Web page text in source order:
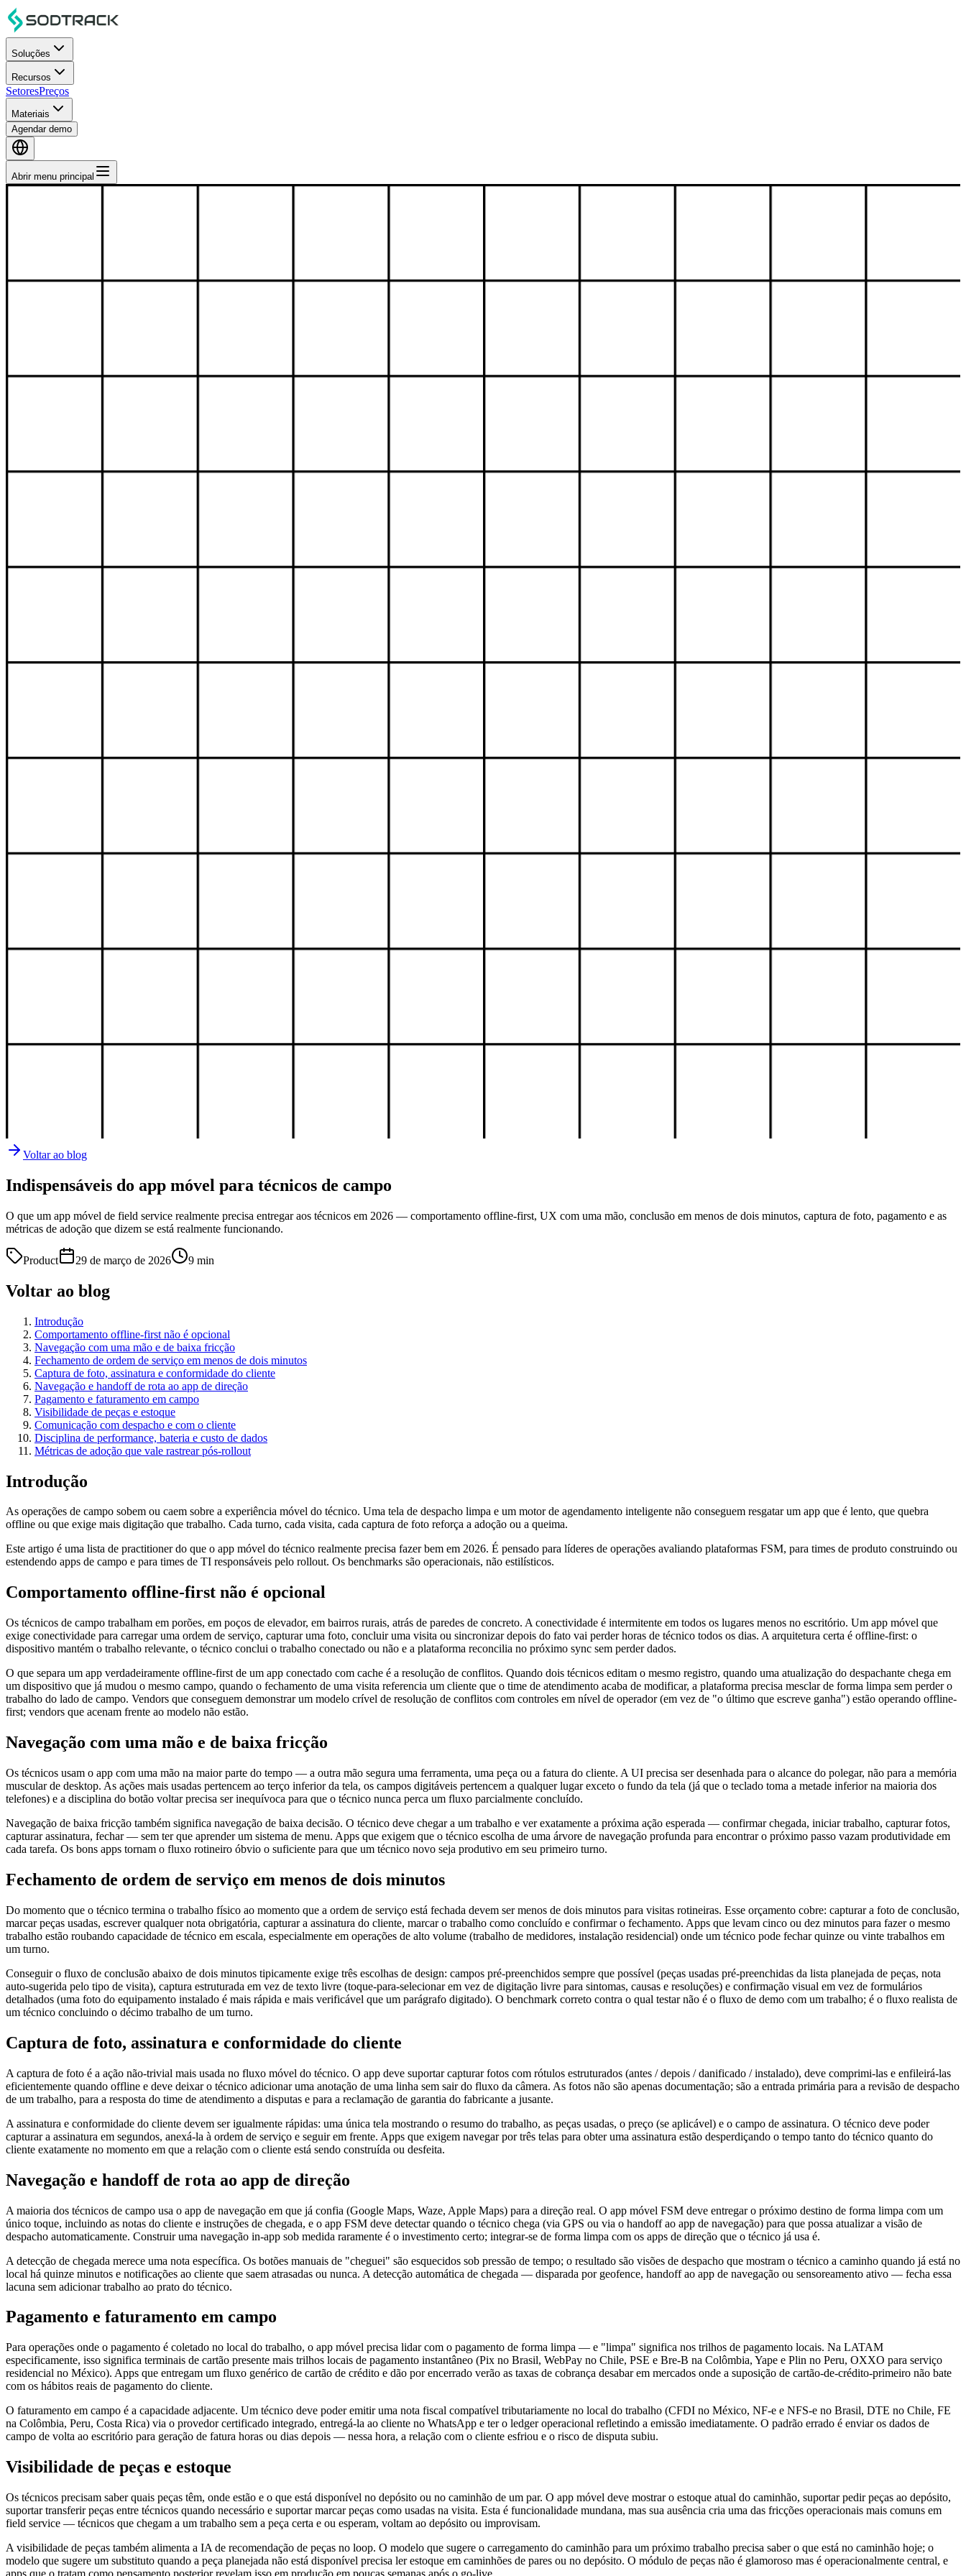
Soluções
Recursos
SetoresPreços
Materiais
Agendar demo
Abrir menu principal
Voltar ao blog
Indispensáveis do app móvel para técnicos de campo
O que um app móvel de field service realmente precisa entregar aos técnicos em 2026 — comportamento offline-first, UX com uma mão, conclusão em menos de dois minutos, captura de foto, pagamento e as
métricas de adoção que dizem se está realmente funcionando.
Product 29 de março de 2026 9 min
Voltar ao blog
Introdução
Comportamento offline-first não é opcional
Navegação com uma mão e de baixa fricção
Fechamento de ordem de serviço em menos de dois minutos
Captura de foto, assinatura e conformidade do cliente
Navegação e handoff de rota ao app de direção
Pagamento e faturamento em campo
Visibilidade de peças e estoque
Comunicação com despacho e com o cliente
Disciplina de performance, bateria e custo de dados
Métricas de adoção que vale rastrear pós-rollout
Introdução
As operações de campo sobem ou caem sobre a experiência móvel do técnico. Uma tela de despacho limpa e um motor de agendamento inteligente não conseguem resgatar um app que é lento, que quebra
offline ou que exige mais digitação que trabalho. Cada turno, cada visita, cada captura de foto reforça a adoção ou a queima.
Este artigo é uma lista de practitioner do que o app móvel do técnico realmente precisa fazer bem em 2026. É pensado para líderes de operações avaliando plataformas FSM, para times de produto construindo ou
estendendo apps de campo e para times de TI responsáveis pelo rollout. Os benchmarks são operacionais, não estilísticos.
Comportamento offline-first não é opcional
Os técnicos de campo trabalham em porões, em poços de elevador, em bairros rurais, atrás de paredes de concreto. A conectividade é intermitente em todos os lugares menos no escritório. Um app móvel que
exige conectividade para carregar uma ordem de serviço, capturar uma foto, concluir uma visita ou sincronizar depois do fato vai perder horas de técnico todos os dias. A arquitetura certa é offline-first: o
dispositivo mantém o trabalho relevante, o técnico conclui o trabalho conectado ou não e a plataforma reconcilia no próximo sync sem perder dados.
O que separa um app verdadeiramente offline-first de um app conectado com cache é a resolução de conflitos. Quando dois técnicos editam o mesmo registro, quando uma atualização do despachante chega em
um dispositivo que já mudou o mesmo campo, quando o fechamento de uma visita referencia um cliente que o time de atendimento acaba de modificar, a plataforma precisa mesclar de forma limpa sem perder o
trabalho do lado de campo. Vendors que conseguem demonstrar um modelo crível de resolução de conflitos com controles em nível de operador (em vez de "o último que escreve ganha") estão operando offline-
first; vendors que acenam frente ao modelo não estão.
Navegação com uma mão e de baixa fricção
Os técnicos usam o app com uma mão na maior parte do tempo — a outra mão segura uma ferramenta, uma peça ou a fatura do cliente. A UI precisa ser desenhada para o alcance do polegar, não para a memória
muscular de desktop. As ações mais usadas pertencem ao terço inferior da tela, os campos digitáveis pertencem a qualquer lugar exceto o fundo da tela (já que o teclado toma a metade inferior na maioria dos
telefones) e a disciplina do botão voltar precisa ser inequívoca para que o técnico nunca perca um fluxo parcialmente concluído.
Navegação de baixa fricção também significa navegação de baixa decisão. O técnico deve chegar a um trabalho e ver exatamente a próxima ação esperada — confirmar chegada, iniciar trabalho, capturar fotos,
capturar assinatura, fechar — sem ter que aprender um sistema de menu. Apps que exigem que o técnico escolha de uma árvore de navegação profunda para encontrar o próximo passo vazam produtividade em
cada tarefa. Os bons apps tornam o fluxo rotineiro óbvio o suficiente para que um técnico novo seja produtivo em seu primeiro turno.
Fechamento de ordem de serviço em menos de dois minutos
Do momento que o técnico termina o trabalho físico ao momento que a ordem de serviço está fechada devem ser menos de dois minutos para visitas rotineiras. Esse orçamento cobre: capturar a foto de conclusão,
marcar peças usadas, escrever qualquer nota obrigatória, capturar a assinatura do cliente, marcar o trabalho como concluído e confirmar o fechamento. Apps que levam cinco ou dez minutos para fazer o mesmo
trabalho estão roubando capacidade de técnico em escala, especialmente em operações de alto volume (trabalho de medidores, instalação residencial) onde um técnico pode fechar quinze ou vinte trabalhos em
um turno.
Conseguir o fluxo de conclusão abaixo de dois minutos tipicamente exige três escolhas de design: campos pré-preenchidos sempre que possível (peças usadas pré-preenchidas da lista planejada de peças, nota
auto-sugerida pelo tipo de visita), captura estruturada em vez de texto livre (toque-para-selecionar em vez de digitação livre para sintomas, causas e resoluções) e confirmação visual em vez de formulários
detalhados (uma foto do equipamento instalado é mais rápida e mais verificável que um parágrafo digitado). O benchmark correto contra o qual testar não é o fluxo de demo com um trabalho; é o fluxo realista de
um técnico concluindo o décimo trabalho de um turno.
Captura de foto, assinatura e conformidade do cliente
A captura de foto é a ação não-trivial mais usada no fluxo móvel do técnico. O app deve suportar capturar fotos com rótulos estruturados (antes / depois / danificado / instalado), deve comprimi-las e enfileirá-las
eficientemente quando offline e deve deixar o técnico adicionar uma anotação de uma linha sem sair do fluxo da câmera. As fotos não são apenas documentação; são a entrada primária para a revisão de despacho
de um trabalho, para a resposta do time de atendimento a disputas e para a reclamação de garantia do fabricante a jusante.
A assinatura e conformidade do cliente devem ser igualmente rápidas: uma única tela mostrando o resumo do trabalho, as peças usadas, o preço (se aplicável) e o campo de assinatura. O técnico deve poder
capturar a assinatura em segundos, anexá-la à ordem de serviço e seguir em frente. Apps que exigem navegar por três telas para obter uma assinatura estão desperdiçando o tempo tanto do técnico quanto do
cliente exatamente no momento em que a relação com o cliente está sendo construída ou desfeita.
Navegação e handoff de rota ao app de direção
A maioria dos técnicos de campo usa o app de navegação em que já confia (Google Maps, Waze, Apple Maps) para a direção real. O app móvel FSM deve entregar o próximo destino de forma limpa com um
único toque, incluindo as notas do cliente e instruções de chegada, e o app FSM deve detectar quando o técnico chega (via GPS ou via o handoff ao app de navegação) para que possa atualizar a visão de
despacho automaticamente. Construir uma navegação in-app sob medida raramente é o investimento certo; integrar-se de forma limpa com os apps de direção que o técnico já usa é.
A detecção de chegada merece uma nota específica. Os botões manuais de "cheguei" são esquecidos sob pressão de tempo; o resultado são visões de despacho que mostram o técnico a caminho quando já está no
local há quinze minutos e notificações ao cliente que saem atrasadas ou nunca. A detecção automática de chegada — disparada por geofence, handoff ao app de navegação ou sensoreamento ativo — fecha essa
lacuna sem adicionar trabalho ao prato do técnico.
Pagamento e faturamento em campo
Para operações onde o pagamento é coletado no local do trabalho, o app móvel precisa lidar com o pagamento de forma limpa — e "limpa" significa nos trilhos de pagamento locais. Na LATAM
especificamente, isso significa terminais de cartão presente mais trilhos locais de pagamento instantâneo (Pix no Brasil, WebPay no Chile, PSE e Bre-B na Colômbia, Yape e Plin no Peru, OXXO para serviço
residencial no México). Apps que entregam um fluxo genérico de cartão de crédito e dão por encerrado verão as taxas de cobrança desabar em mercados onde a suposição de cartão-de-crédito-primeiro não bate
com os hábitos reais de pagamento do cliente.
O faturamento em campo é a capacidade adjacente. Um técnico deve poder emitir uma nota fiscal compatível tributariamente no local do trabalho (CFDI no México, NF-e e NFS-e no Brasil, DTE no Chile, FE
na Colômbia, Peru, Costa Rica) via o provedor certificado integrado, entregá-la ao cliente no WhatsApp e ter o ledger operacional refletindo a emissão imediatamente. O padrão errado é enviar os dados de
campo de volta ao escritório para geração de fatura horas ou dias depois — nessa hora, a relação com o cliente esfriou e o risco de disputa subiu.
Visibilidade de peças e estoque
Os técnicos precisam saber quais peças têm, onde estão e o que está disponível no depósito ou no caminhão de um par. O app móvel deve mostrar o estoque atual do caminhão, suportar pedir peças ao depósito,
suportar transferir peças entre técnicos quando necessário e suportar marcar peças como usadas na visita. Esta é funcionalidade mundana, mas sua ausência cria uma das fricções operacionais mais comuns em
field service — técnicos que chegam a um trabalho sem a peça certa e ou esperam, voltam ao depósito ou improvisam.
A visibilidade de peças também alimenta a IA de recomendação de peças no loop. O modelo que sugere o carregamento do caminhão para um próximo trabalho precisa saber o que está no caminhão hoje; o
modelo que sugere um substituto quando a peça planejada não está disponível precisa ler estoque em caminhões de pares ou no depósito. O módulo de peças não é glamoroso mas é operacionalmente central, e